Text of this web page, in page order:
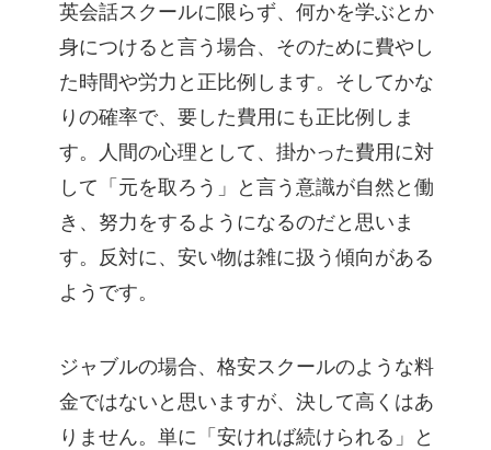
英会話スクールに限らず、何かを学ぶとか
身につけると言う場合、そのために費やし
た時間や労力と正比例します。そしてかな
りの確率で、要した費用にも正比例しま
す。人間の心理として、掛かった費用に対
して「元を取ろう」と言う意識が自然と働
き、努力をするようになるのだと思いま
す。反対に、安い物は雑に扱う傾向がある
ようです。
ジャブルの場合、格安スクールのような料
金ではないと思いますが、決して高くはあ
りません。単に「安ければ続けられる」と